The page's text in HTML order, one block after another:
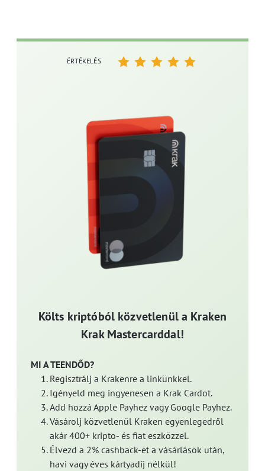
Költs kriptóból közvetlenül a Kraken
Krak Mastercarddal!
MI A TEENDŐD?
Regisztrálj a Krakenre a linkünkkel.
Igényeld meg ingyenesen a Krak Cardot.
Add hozzá Apple Payhez vagy Google Payhez.
Vásárolj közvetlenül Kraken egyenlegedről
akár 400+ kripto- és fiat eszközzel.
Élvezd a 2% cashback-et a vásárlások után,
havi vagy éves kártyadíj nélkül!
ÉRTÉKELÉS